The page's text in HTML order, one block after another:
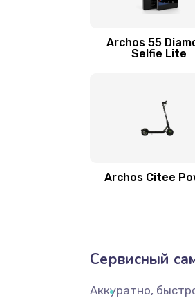
Archos 55
Selfie Lite
Archos Citee
Сервисный
Аккуратно,